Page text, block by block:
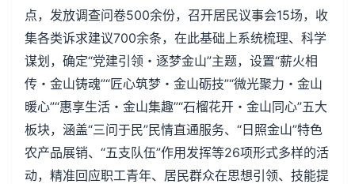
点，发放调查问卷500余份，召开居民议事会15场，收
集各类诉求建议700余条，在此基础上系统梳理、科学
谋划，确定“党建引领・逐梦金山”主题，设置“薪火相
传・金山铸魂”“匠心筑梦・金山砺技”“微光聚力・金山
暖心”“惠享生活・金山集趣”“石榴花开・金山同心”五大
板块，涵盖“三问于民”民情直通服务、“日照金山”特色
农产品展销、“五支队伍”作用发挥等26项形式多样的活
动，精准回应职工青年、居民群众在思想引领、技能提